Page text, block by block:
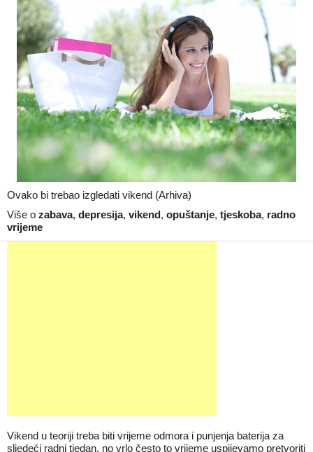
Ovako bi trebao izgledati vikend (Arhiva)
Više o zabava, depresija, vikend, opuštanje, tjeskoba, radno
vrijeme
Vikend u teoriji treba biti vrijeme odmora i punjenja baterija za
sljedeći radni tjedan, no vrlo često to vrijeme uspijevamo pretvoriti